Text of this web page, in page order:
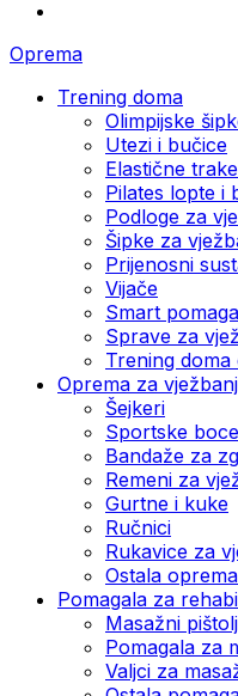
Oprema
Trening doma
Olimpijske
Utezi i bučice
Elastične
Pilates lopte i
Podloge za
Šipke za
Prijenosni
Vijače
Smart
Sprave za
Trening doma
Oprema za
Šejkeri
Sportske boce
Bandaže za
Remeni za
Gurtne i kuke
Ručnici
Rukavice za
Ostala
Pomagala za
Masažni
Pomagala za
Valjci za